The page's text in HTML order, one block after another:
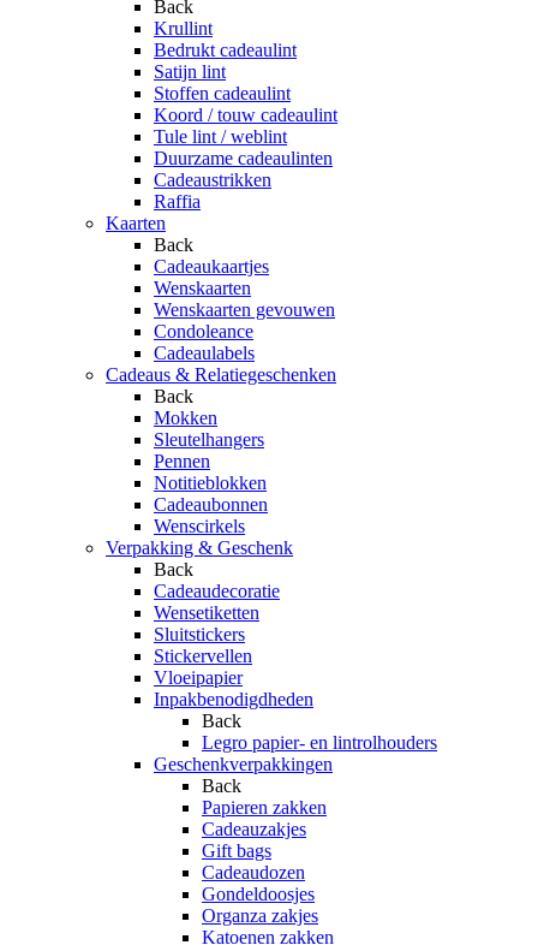
Back
Krullint
Bedrukt cadeaulint
Satijn lint
Stoffen cadeaulint
Koord / touw cadeaulint
Tule lint / weblint
Duurzame cadeaulinten
Cadeaustrikken
Raffia
Kaarten
Back
Cadeaukaartjes
Wenskaarten
Wenskaarten gevouwen
Condoleance
Cadeaulabels
Cadeaus & Relatiegeschenken
Back
Mokken
Sleutelhangers
Pennen
Notitieblokken
Cadeaubonnen
Wenscirkels
Verpakking & Geschenk
Back
Cadeaudecoratie
Wensetiketten
Sluitstickers
Stickervellen
Vloeipapier
Inpakbenodigdheden
Back
Legro papier- en lintrolhouders
Geschenkverpakkingen
Back
Papieren zakken
Cadeauzakjes
Gift bags
Cadeaudozen
Gondeldoosjes
Organza zakjes
Katoenen zakken